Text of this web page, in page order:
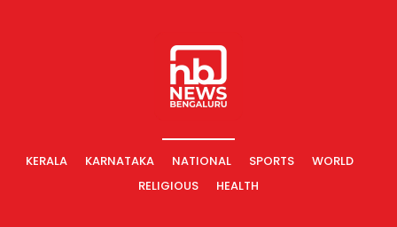
KERALA KARNATAKA NATIONAL SPORTS
WORLD
RELIGIOUS
HEALTH